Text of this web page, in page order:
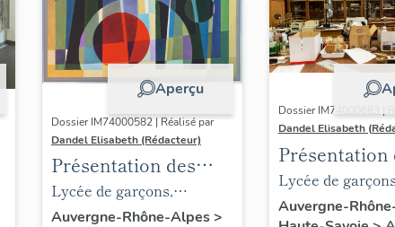
Aperçu
Dossier IM74000582 | Réalisé par
Dandel Elisabeth (Rédacteur)
Présentation des
objets mobiliers du
lycée Berthollet
Lycée de garçons,
actuellement Lycée
Auvergne-Rhône-Alpes>
Dossier IM74000683 |
Dandel Elisabeth
Présentation
instruments
scientifiques
Lycée de
actuellement
Auvergne-